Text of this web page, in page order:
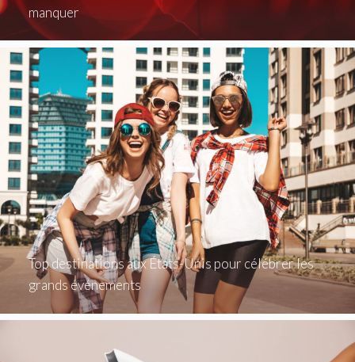
manquer
Top destinations aux États-Unis pour célébrer les
grands événements